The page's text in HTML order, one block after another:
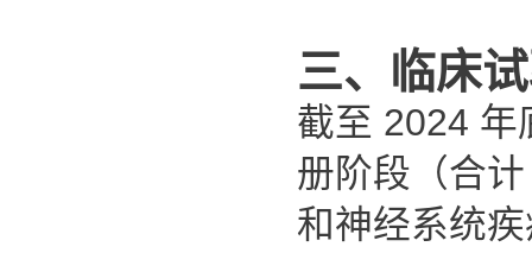
三、临床
截至 2024 年
册阶段（合
和神经系统